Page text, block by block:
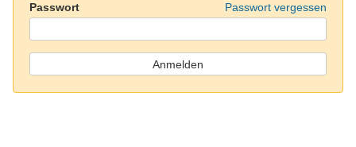
Passwort Passwort vergessen